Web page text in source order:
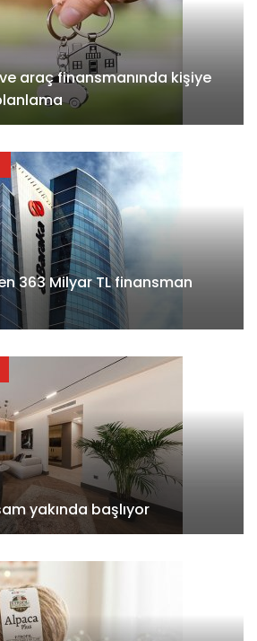
araç finansmanında kişiye
363 Milyar TL finansman
yakında başlıyor